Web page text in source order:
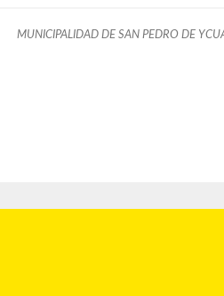
MUNICIPALIDAD DE SAN PEDRO DE